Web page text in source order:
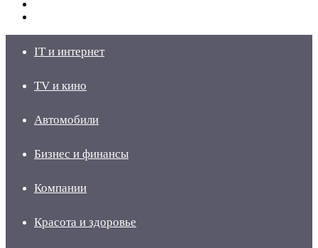
IT и интернет
TV и кино
Автомобили
Бизнес и финансы
Компании
Красота и здоровье